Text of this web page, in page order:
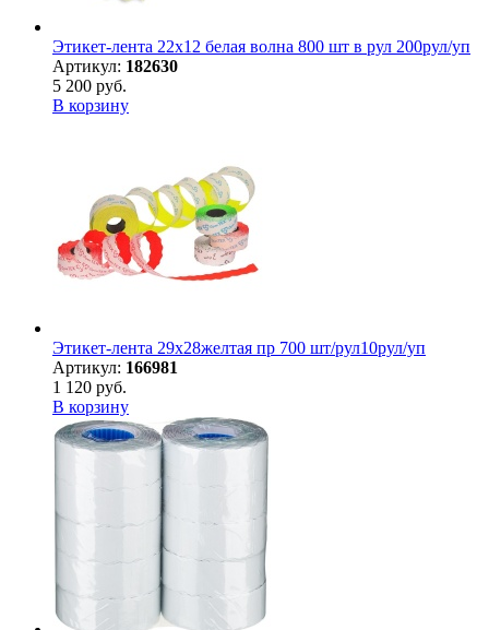
Этикет-лента 22х12 белая волна 800 шт в рул 200рул/уп
Артикул: 182630
5 200 руб.
В корзину
Этикет-лента 29х28желтая пр 700 шт/рул10рул/уп
Артикул: 166981
1 120 руб.
В корзину